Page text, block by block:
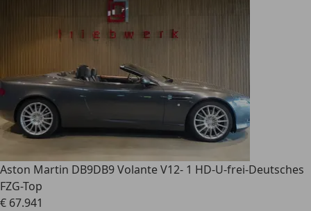
Aston Martin DB9DB9 Volante V12- 1 HD-U-frei-Deutsches
FZG-Top
€ 67.941